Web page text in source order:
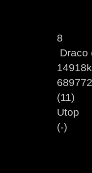
8
Draco
(11)
Utop
(-)